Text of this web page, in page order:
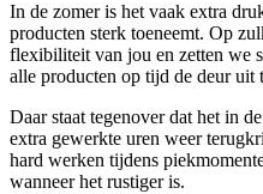
In de zomer is het vaak extra
producten sterk toeneemt. Op
flexibiliteit van jou en zetten we
alle producten op tijd de deur uit
Daar staat tegenover dat het in
extra gewerkte uren weer
hard werken tijdens
wanneer het rustiger is.